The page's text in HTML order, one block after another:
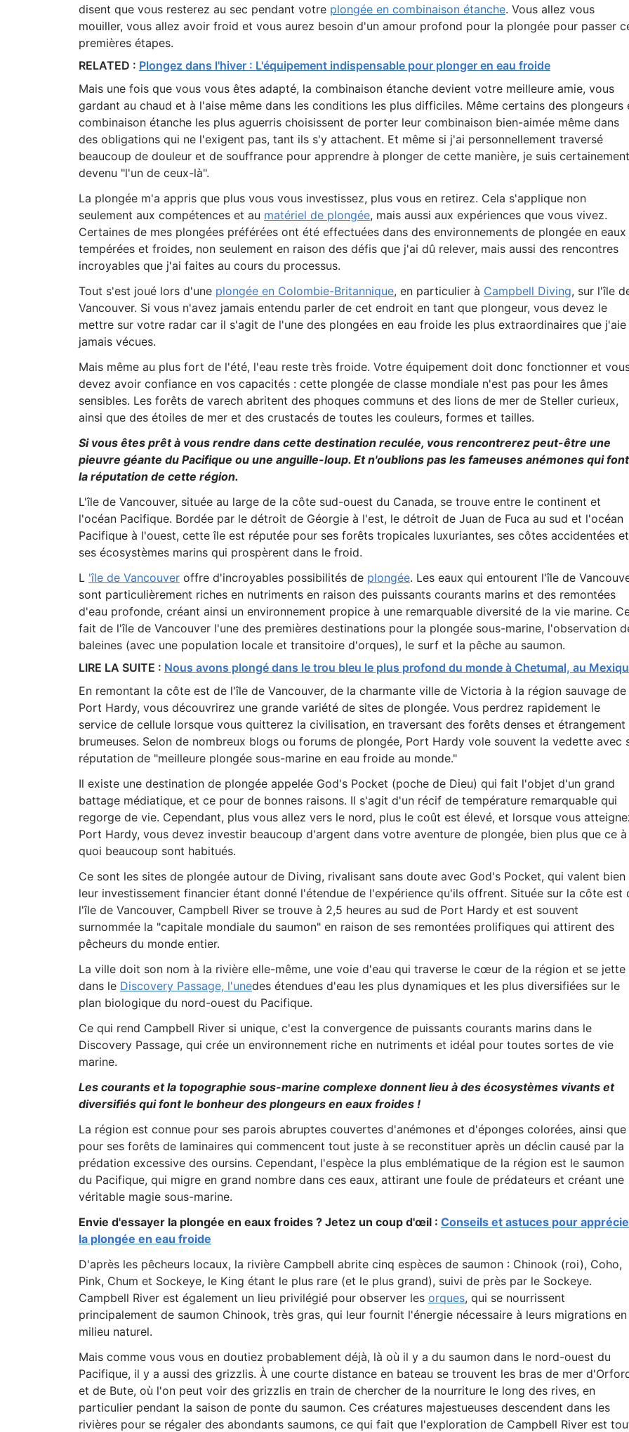
disent que vous resterez au sec pendant votre plongée en combinaison étanche. Vous allez vous
mouiller, vous allez avoir froid et vous aurez besoin d'un amour profond pour la plongée pour passer
premières étapes.
RELATED : Plongez dans l'hiver : L'équipement indispensable pour plonger en eau froide
Mais une fois que vous vous êtes adapté, la combinaison étanche devient votre meilleure amie, vous
gardant au chaud et à l'aise même dans les conditions les plus difficiles. Même certains des plongeurs
combinaison étanche les plus aguerris choisissent de porter leur combinaison bien-aimée même dans
des obligations qui ne l'exigent pas, tant ils s'y attachent. Et même si j'ai personnellement traversé
beaucoup de douleur et de souffrance pour apprendre à plonger de cette manière, je suis certainement
devenu "l'un de ceux-là".
La plongée m'a appris que plus vous vous investissez, plus vous en retirez. Cela s'applique non
seulement aux compétences et au matériel de plongée, mais aussi aux expériences que vous vivez.
Certaines de mes plongées préférées ont été effectuées dans des environnements de plongée en eaux
tempérées et froides, non seulement en raison des défis que j'ai dû relever, mais aussi des rencontres
incroyables que j'ai faites au cours du processus.
Tout s'est joué lors d'une plongée en Colombie-Britannique, en particulier à Campbell Diving, sur l'île
Vancouver. Si vous n'avez jamais entendu parler de cet endroit en tant que plongeur, vous devez le
mettre sur votre radar car il s'agit de l'une des plongées en eau froide les plus extraordinaires que j'aie
jamais vécues.
Mais même au plus fort de l'été, l'eau reste très froide. Votre équipement doit donc fonctionner et
devez avoir confiance en vos capacités : cette plongée de classe mondiale n'est pas pour les âmes
sensibles. Les forêts de varech abritent des phoques communs et des lions de mer de Steller curieux,
ainsi que des étoiles de mer et des crustacés de toutes les couleurs, formes et tailles.
Si vous êtes prêt à vous rendre dans cette destination reculée, vous rencontrerez peut-être une
pieuvre géante du Pacifique ou une anguille-loup. Et n'oublions pas les fameuses anémones qui font
la réputation de cette région.
L'île de Vancouver, située au large de la côte sud-ouest du Canada, se trouve entre le continent et
l'océan Pacifique. Bordée par le détroit de Géorgie à l'est, le détroit de Juan de Fuca au sud et l'océan
Pacifique à l'ouest, cette île est réputée pour ses forêts tropicales luxuriantes, ses côtes accidentées et
ses écosystèmes marins qui prospèrent dans le froid.
L 'île de Vancouveroffre d'incroyables possibilités de plongée. Les eaux qui entourent l'île de
sont particulièrement riches en nutriments en raison des puissants courants marins et des remontées
d'eau profonde, créant ainsi un environnement propice à une remarquable diversité de la vie marine.
fait de l'île de Vancouver l'une des premières destinations pour la plongée sous-marine, l'observation
baleines (avec une population locale et transitoire d'orques), le surf et la pêche au saumon.
LIRE LA SUITE : Nous avons plongé dans le trou bleu le plus profond du monde à Chetumal, au
En remontant la côte est de l'île de Vancouver, de la charmante ville de Victoria à la région sauvage de
Port Hardy, vous découvrirez une grande variété de sites de plongée. Vous perdrez rapidement le
service de cellule lorsque vous quitterez la civilisation, en traversant des forêts denses et étrangement
brumeuses. Selon de nombreux blogs ou forums de plongée, Port Hardy vole souvent la vedette avec
réputation de "meilleure plongée sous-marine en eau froide au monde."
Il existe une destination de plongée appelée God's Pocket (poche de Dieu) qui fait l'objet d'un grand
battage médiatique, et ce pour de bonnes raisons. Il s'agit d'un récif de température remarquable qui
regorge de vie. Cependant, plus vous allez vers le nord, plus le coût est élevé, et lorsque vous
Port Hardy, vous devez investir beaucoup d'argent dans votre aventure de plongée, bien plus que ce à
quoi beaucoup sont habitués.
Ce sont les sites de plongée autour de Diving, rivalisant sans doute avec God's Pocket, qui valent bien
leur investissement financier étant donné l'étendue de l'expérience qu'ils offrent. Située sur la côte est
l'île de Vancouver, Campbell River se trouve à 2,5 heures au sud de Port Hardy et est souvent
surnommée la "capitale mondiale du saumon" en raison de ses remontées prolifiques qui attirent des
pêcheurs du monde entier.
La ville doit son nom à la rivière elle-même, une voie d'eau qui traverse le cœur de la région et se jette
dans le Discovery Passage, l'unedes étendues d'eau les plus dynamiques et les plus diversifiées sur le
plan biologique du nord-ouest du Pacifique.
Ce qui rend Campbell River si unique, c'est la convergence de puissants courants marins dans le
Discovery Passage, qui crée un environnement riche en nutriments et idéal pour toutes sortes de vie
marine.
Les courants et la topographie sous-marine complexe donnent lieu à des écosystèmes vivants et
diversifiés qui font le bonheur des plongeurs en eaux froides !
La région est connue pour ses parois abruptes couvertes d'anémones et d'éponges colorées, ainsi que
pour ses forêts de laminaires qui commencent tout juste à se reconstituer après un déclin causé par la
prédation excessive des oursins. Cependant, l'espèce la plus emblématique de la région est le saumon
du Pacifique, qui migre en grand nombre dans ces eaux, attirant une foule de prédateurs et créant une
véritable magie sous-marine.
Envie d'essayer la plongée en eaux froides ? Jetez un coup d'œil : Conseils et astuces pour
la plongée en eau froide
D'après les pêcheurs locaux, la rivière Campbell abrite cinq espèces de saumon : Chinook (roi), Coho,
Pink, Chum et Sockeye, le King étant le plus rare (et le plus grand), suivi de près par le Sockeye.
Campbell River est également un lieu privilégié pour observer les orques, qui se nourrissent
principalement de saumon Chinook, très gras, qui leur fournit l'énergie nécessaire à leurs migrations en
milieu naturel.
Mais comme vous vous en doutiez probablement déjà, là où il y a du saumon dans le nord-ouest du
Pacifique, il y a aussi des grizzlis. À une courte distance en bateau se trouvent les bras de mer
et de Bute, où l'on peut voir des grizzlis en train de chercher de la nourriture le long des rives, en
particulier pendant la saison de ponte du saumon. Ces créatures majestueuses descendent dans les
rivières pour se régaler des abondants saumons, ce qui fait que l'exploration de Campbell River est